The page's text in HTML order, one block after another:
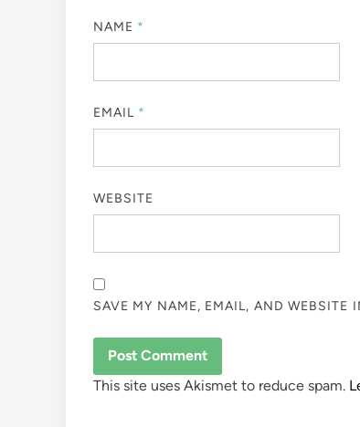
NAME *
EMAIL *
WEBSITE
SAVE MY NAME, EMAIL, AND WEBSITE
This site uses Akismet to reduce spam.